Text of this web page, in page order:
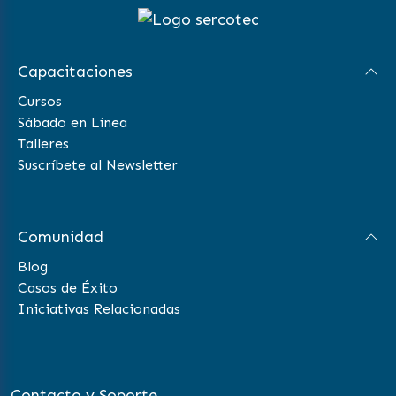
Capacitaciones
Cursos
Sábado en Línea
Talleres
Suscríbete al Newsletter
Comunidad
Blog
Casos de Éxito
Iniciativas Relacionadas